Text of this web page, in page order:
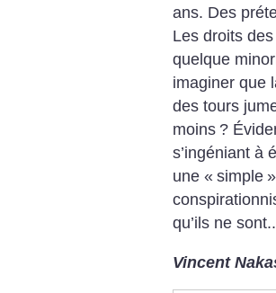
ans. Des
Les droits
quelque
imaginer que
des tours
moins ?
s’ingéniant à
une « simple
qu’ils ne
Vincent